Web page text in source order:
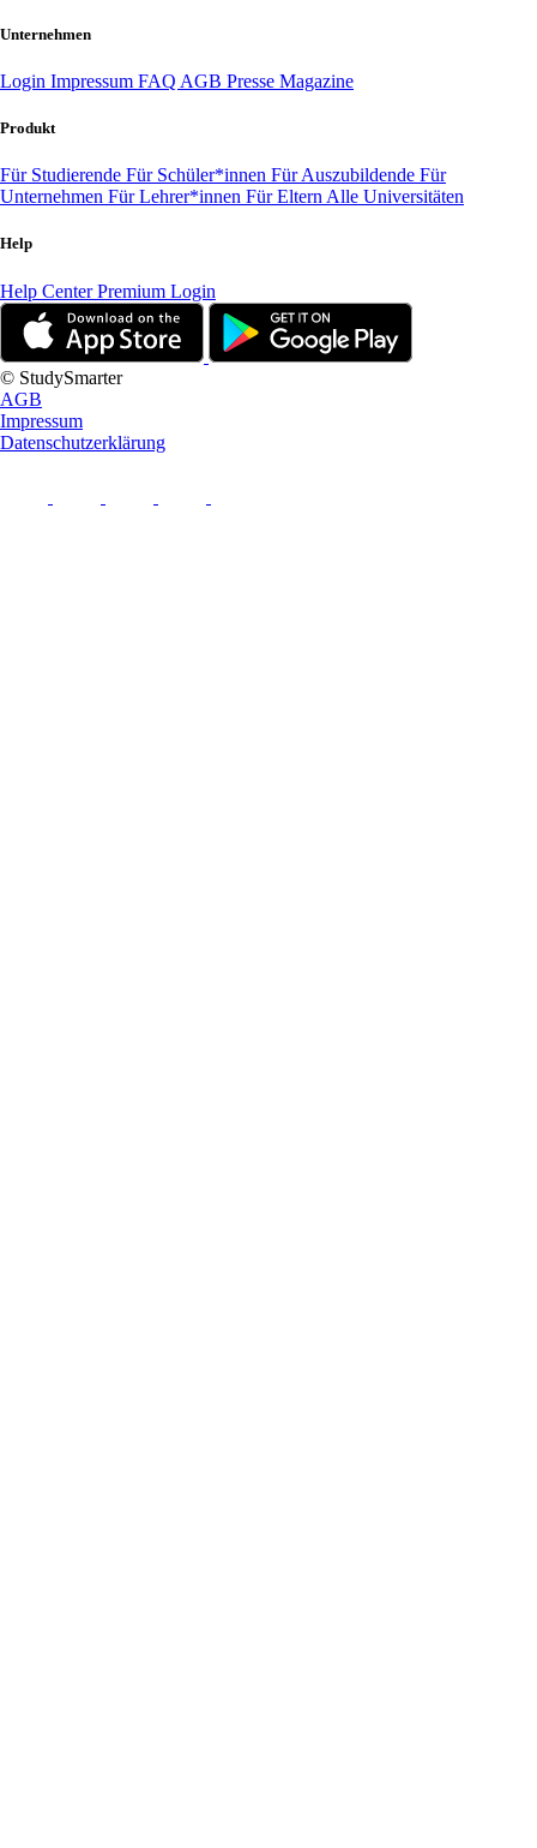
Unternehmen
Login Impressum FAQ AGB Presse Magazine
Produkt
Für Studierende Für Schüler*innen Für Auszubildende Für
Unternehmen Für Lehrer*innen Für Eltern Alle Universitäten
Help
Help CenterPremium Login
© StudySmarter
AGB
Impressum
Datenschutzerklärung